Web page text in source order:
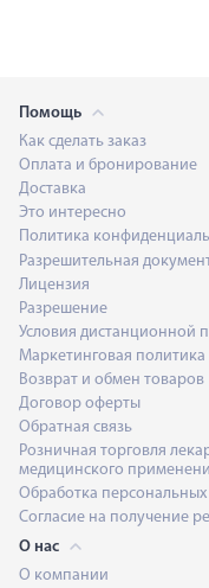
Помощь
Как сделать заказ
Оплата и бронирование
Доставка
Это интересно
Политика
Разрешительная
Лицензия
Разрешение
Условия дистанционной
Маркетинговая политика
Возврат и обмен товаров
Договор оферты
Обратная связь
Розничная торговля
медицинского
Обработка
Согласие на получение
О нас
О компании